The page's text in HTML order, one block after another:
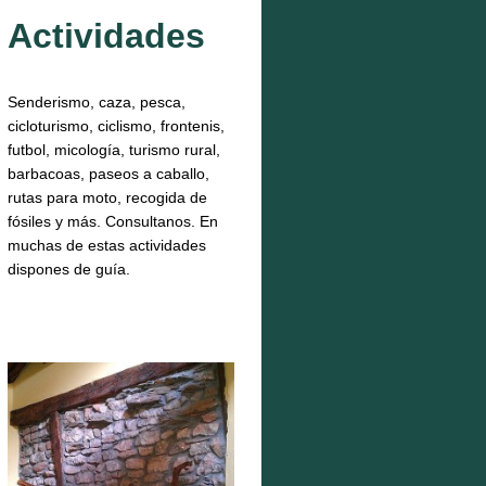
Actividades
Senderismo, caza, pesca,
cicloturismo, ciclismo, frontenis,
futbol, micología, turismo rural,
barbacoas, paseos a caballo,
rutas para moto, recogida de
fósiles y más. Consultanos. En
muchas de estas actividades
dispones de guía.